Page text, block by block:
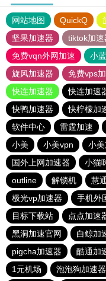
网站地图 QuickQ
坚果加速器
tiktok加速
免费vqn外网加速
小
旋风加速器
免费vps
快连加速器
快连加速
快鸭加速器
快柠檬加
软件中心
雷霆加速
小美
小美vpn 小
国外上网加速器
小猫
outline
解锁机 慧
极光vp加速器
手机外
目标下载站
点点加速
黑洞加速官网
白鲸加
pigcha加速器
酷通加
1元机场
泡泡狗加速器